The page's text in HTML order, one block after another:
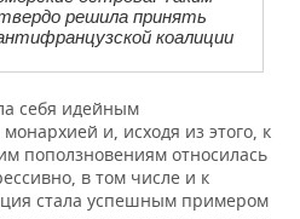
решила принять
коалиции
себя идейным
и, исходя из этого, к
поползновениям относилась
в том числе и к
стала успешным примером